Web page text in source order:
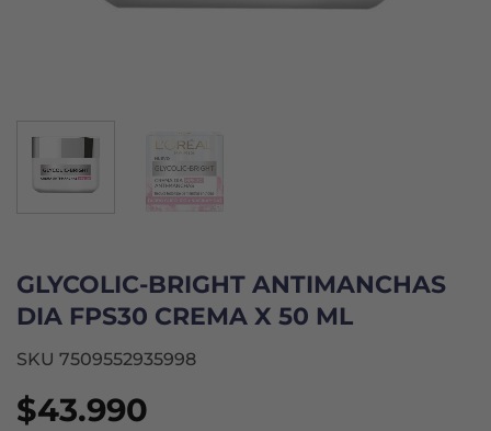
GLYCOLIC-BRIGHT ANTIMANCHAS
DIA FPS30 CREMA X 50 ML
SKU 7509552935998
$43.990